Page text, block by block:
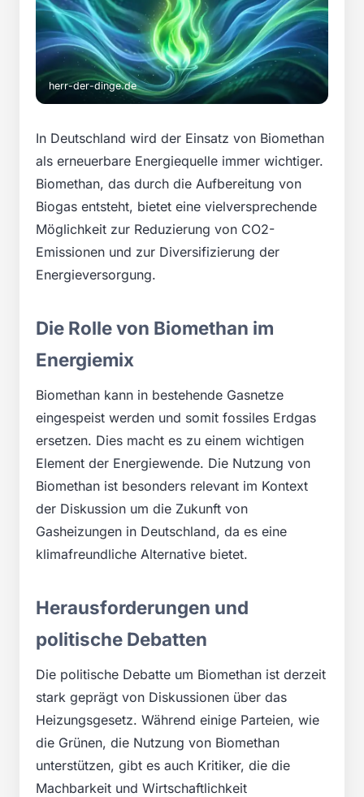
herr-der-dinge.de
In Deutschland wird der Einsatz von Biomethan
als erneuerbare Energiequelle immer wichtiger.
Biomethan, das durch die Aufbereitung von
Biogas entsteht, bietet eine vielversprechende
Möglichkeit zur Reduzierung von CO2-
Emissionen und zur Diversifizierung der
Energieversorgung.
Die Rolle von Biomethan im
Energiemix
Biomethan kann in bestehende Gasnetze
eingespeist werden und somit fossiles Erdgas
ersetzen. Dies macht es zu einem wichtigen
Element der Energiewende. Die Nutzung von
Biomethan ist besonders relevant im Kontext
der Diskussion um die Zukunft von
Gasheizungen in Deutschland, da es eine
klimafreundliche Alternative bietet.
Herausforderungen und
politische Debatten
Die politische Debatte um Biomethan ist derzeit
stark geprägt von Diskussionen über das
Heizungsgesetz. Während einige Parteien, wie
die Grünen, die Nutzung von Biomethan
unterstützen, gibt es auch Kritiker, die die
Machbarkeit und Wirtschaftlichkeit